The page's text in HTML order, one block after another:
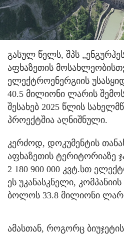
გასულ წელს, შპს
აფხაზეთის
ელექტროენერგიის
40.5 მილიონი ლარის
შესახებ 2025 წლის
პროექტშია აღნიშნული.
კერძოდ, დოკუმენტის
აფხაზეთის ტერიტორიაზე
2 180 900 000 კვტ.სთ
ეს უკანასკნელი,
ბოლოს 33.8 მილიონი
ამასთან, როგორც